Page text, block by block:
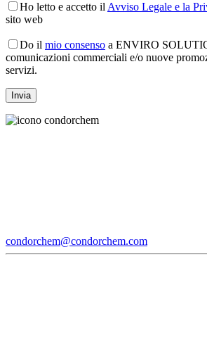
Ho letto e accetto ilAvviso Legale e la
sito web
Do il mio consenso a ENVIRO
comunicazioni commerciali e/o nuove
servizi.
condorchem@condorchem.com